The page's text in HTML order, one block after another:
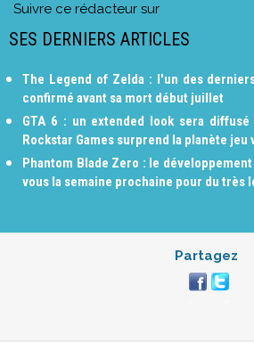
Suivre ce rédacteur sur
SES DERNIERS ARTICLES
The Legend of Zelda : l'un des
confirmé avant sa mort début juillet
GTA 6 : un extended look sera
Rockstar Games surprend la planète jeu
Phantom Blade Zero : le
vous la semaine prochaine pour du très
Partagez